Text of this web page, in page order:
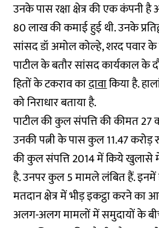
उनके पास रक्षा क्षेत्र की एक कंपनी
80 लाख की कमाई हुई थी. उनके
सांसद डॉ अमोल कोल्हे, शरद पवार
पाटील के बतौर सांसद कार्यकाल के
हितों के टकराव कादावाकिया है.
को निराधार बताया है.
पाटील की कुल संपत्ति की कीमत
उनकी पत्नी के पास कुल 11.47 करोड़
की कुल संपत्ति 2014 में किये खुलासे
है. उनपर कुल 5 मामले लंबित हैं.
मतदान क्षेत्र में भीड़ इकट्ठा करने का
अलग-अलग मामलों में समुदायों के